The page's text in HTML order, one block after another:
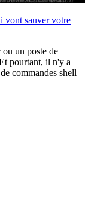
vont sauver votre
un poste de
pourtant, il n'y a
commandes shell